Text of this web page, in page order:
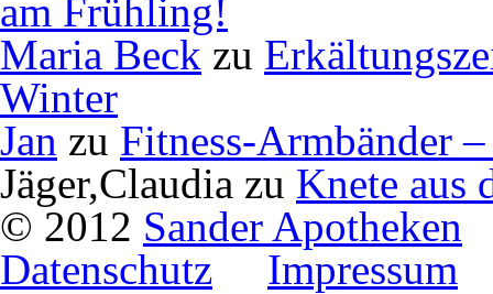
am Frühling!
Maria Beck zu
Winter
Jan zu Fitness-Armbänder
Jäger,Claudia zu Knete aus
© 2012 Sander Apotheken
Datenschutz
Impressum